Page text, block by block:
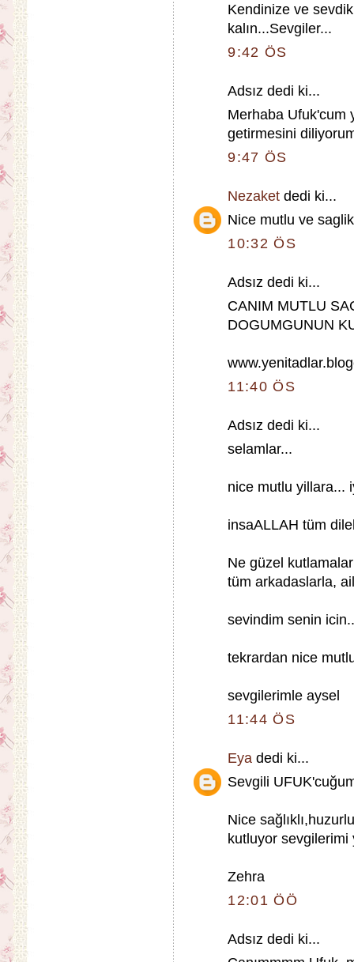
Kendinize ve
kalın...Sevgiler...
9:42 ÖS
Adsız dedi ki...
Merhaba Ufuk'cum
getirmesini
9:47 ÖS
Nezaket dedi ki...
Nice mutlu ve
10:32 ÖS
Adsız dedi ki...
CANIM MUTLU
DOGUMGUNUN
11:40 ÖS
Adsız dedi ki...
selamlar...
nice mutlu yillara...
insaALLAH tüm
Ne güzel
tüm arkadaslarla,
sevindim senin
tekrardan nice
sevgilerimle aysel
11:44 ÖS
Eya dedi ki...
Sevgili
Nice
kutluyor sevgilerimi
Zehra
12:01 ÖÖ
Adsız dedi ki...